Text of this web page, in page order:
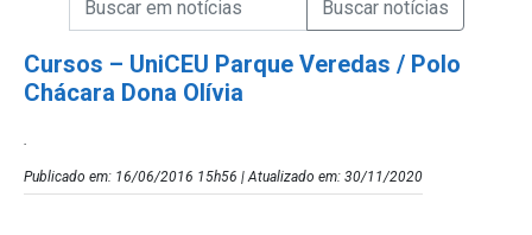
Cursos – UniCEU Parque Veredas / Polo
Chácara Dona Olívia
Publicado em: 16/06/2016 15h56 | Atualizado em: 30/11/2020